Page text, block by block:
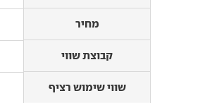
מחיר
קבוצת שווי
שווי שימוש רציף
מחיר
קבוצת שווי
שווי שימוש רציף